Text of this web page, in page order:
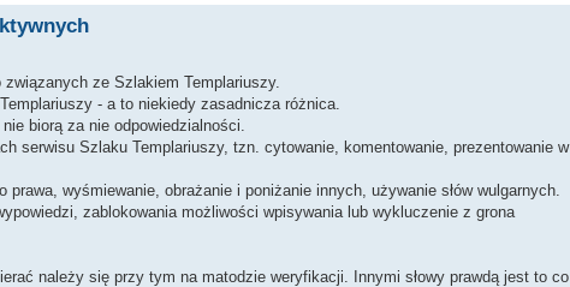
ze Szlakiem Templariuszy.
- a to niekiedy zasadnicza różnica.
biorą za nie odpowiedzialności.
serwisu Szlaku Templariuszy, tzn. cytowanie, komentowanie, prezentowanie w
wyśmiewanie, obrażanie i poniżanie innych, używanie słów wulgarnych.
zablokowania możliwości wpisywania lub wykluczenie z grona
należy się przy tym na matodzie weryfikacji. Innymi słowy prawdą jest to co